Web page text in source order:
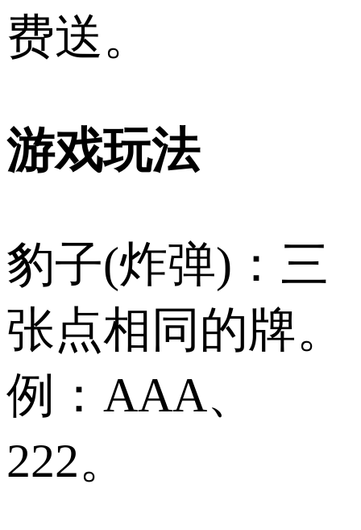
费送。
游戏玩法
豹子(炸弹)：三
张点相同的牌。
例：AAA、
222。